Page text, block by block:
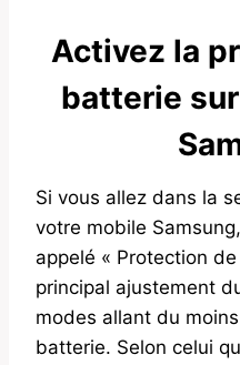
Activez la
batterie
Si vous allez dans la
votre mobile
appelé « Protection
principal ajustement
modes allant du
batterie. Selon celui